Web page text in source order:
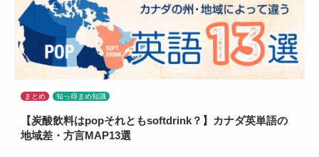
まとめ 知っ得まめ知識
【炭酸飲料はpopそれともsoftdrink？】カナダ英単語の
地域差・方言MAP13選